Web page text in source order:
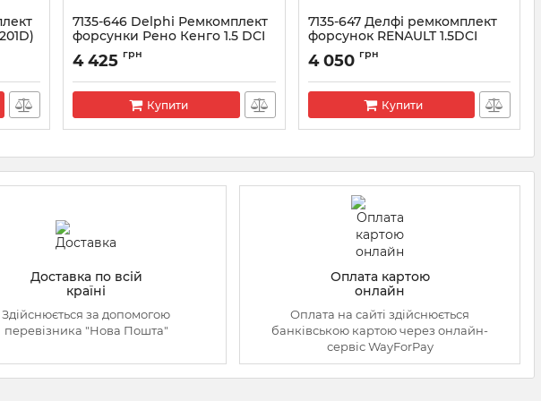
7135-646 Delphi Ремкомплект
форсунки Рено Кенго 1.5 DCI
Артикул: 7135-646
4 425 грн
Купити
7135-647 Делфі ремкомплект
форсунок RENAULT 1.5DCI
EURO3 (28232248)
(28538389+L120PRD)
Артикул: 7135-647
4 050 грн
Купити
Доставка по всій
країні
Здійснюється за допомогою
перевізника "Нова Пошта"
Оплата картою
онлайн
Оплата на сайті здійснюється
банківською картою через онлайн-
сервіс WayForPay